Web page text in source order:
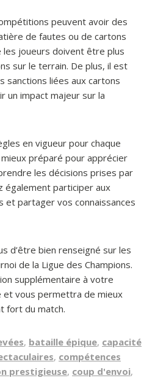
peuvent avoir des
de fautes ou de cartons
les joueurs doivent être plus
sur le terrain. De plus, il est
sanctions liées aux cartons
un impact majeur sur la
en vigueur pour chaque
préparé pour apprécier
les décisions prises par
également participer aux
et partager vos connaissances
d’être bien renseigné sur les
de la Ligue des Champions.
supplémentaire à votre
et vous permettra de mieux
fort du match.
, bataille épique, capacité
, compétences
prestigieuse, coup d'envoi,